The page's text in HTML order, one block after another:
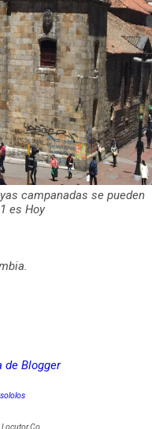
campanadas se pueden
es Hoy
de Blogger
sololos